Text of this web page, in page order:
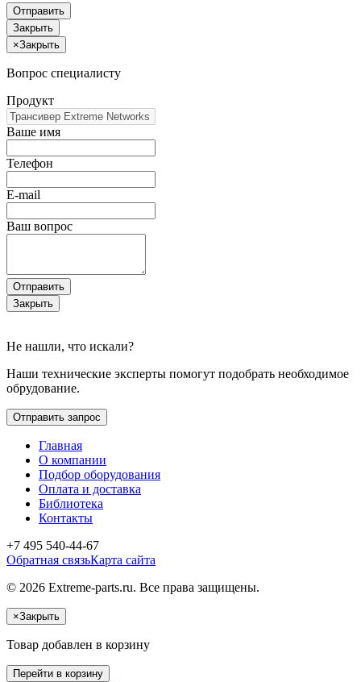
Отправить
Закрыть
×Закрыть
Вопрос специалисту
Продукт
Ваше имя
Телефон
E-mail
Ваш вопрос
Отправить
Закрыть
Не нашли, что искали?
Наши технические эксперты помогут подобрать необходимое
обрудование.
Отправить запрос
Главная
О компании
Подбор оборудования
Оплата и доставка
Библиотека
Контакты
+7 495 540-44-67
Обратная связьКарта сайта
© 2026 Extreme-parts.ru. Все права защищены.
×Закрыть
Товар добавлен в корзину
Перейти в корзину